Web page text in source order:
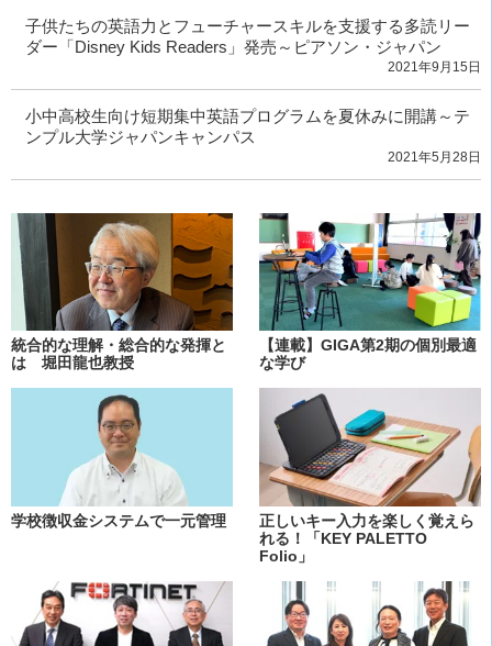
子供たちの英語力とフューチャースキルを支援する多読リー
ダー「Disney Kids Readers」発売～ピアソン・ジャパン
2021年9月15日
小中高校生向け短期集中英語プログラムを夏休みに開講～テ
ンプル大学ジャパンキャンパス
2021年5月28日
統合的な理解・総合的な発揮と
は 堀田龍也教授
【連載】GIGA第2期の個別最適
な学び
学校徴収金システムで一元管理
正しいキー入力を楽しく覚えら
れる！「KEY PALETTO
Folio」